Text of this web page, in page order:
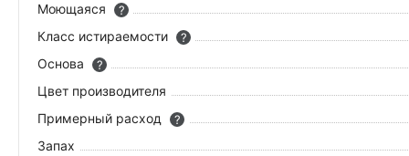
Моющаяся
?
Класс истираемости
?
Основа
?
Цвет производителя
Примерный расход
?
Запах